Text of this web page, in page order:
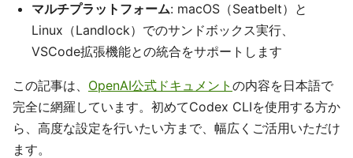
マルチプラットフォーム: macOS（Seatbelt）と
Linux（Landlock）でのサンドボックス実行、
VSCode拡張機能との統合をサポートします
この記事は、 OpenAI公式ドキュメント の内容を日本語で
完全に網羅しています。初めてCodex CLIを使用する方か
ら、高度な設定を行いたい方まで、幅広くご活用いただけ
ます。